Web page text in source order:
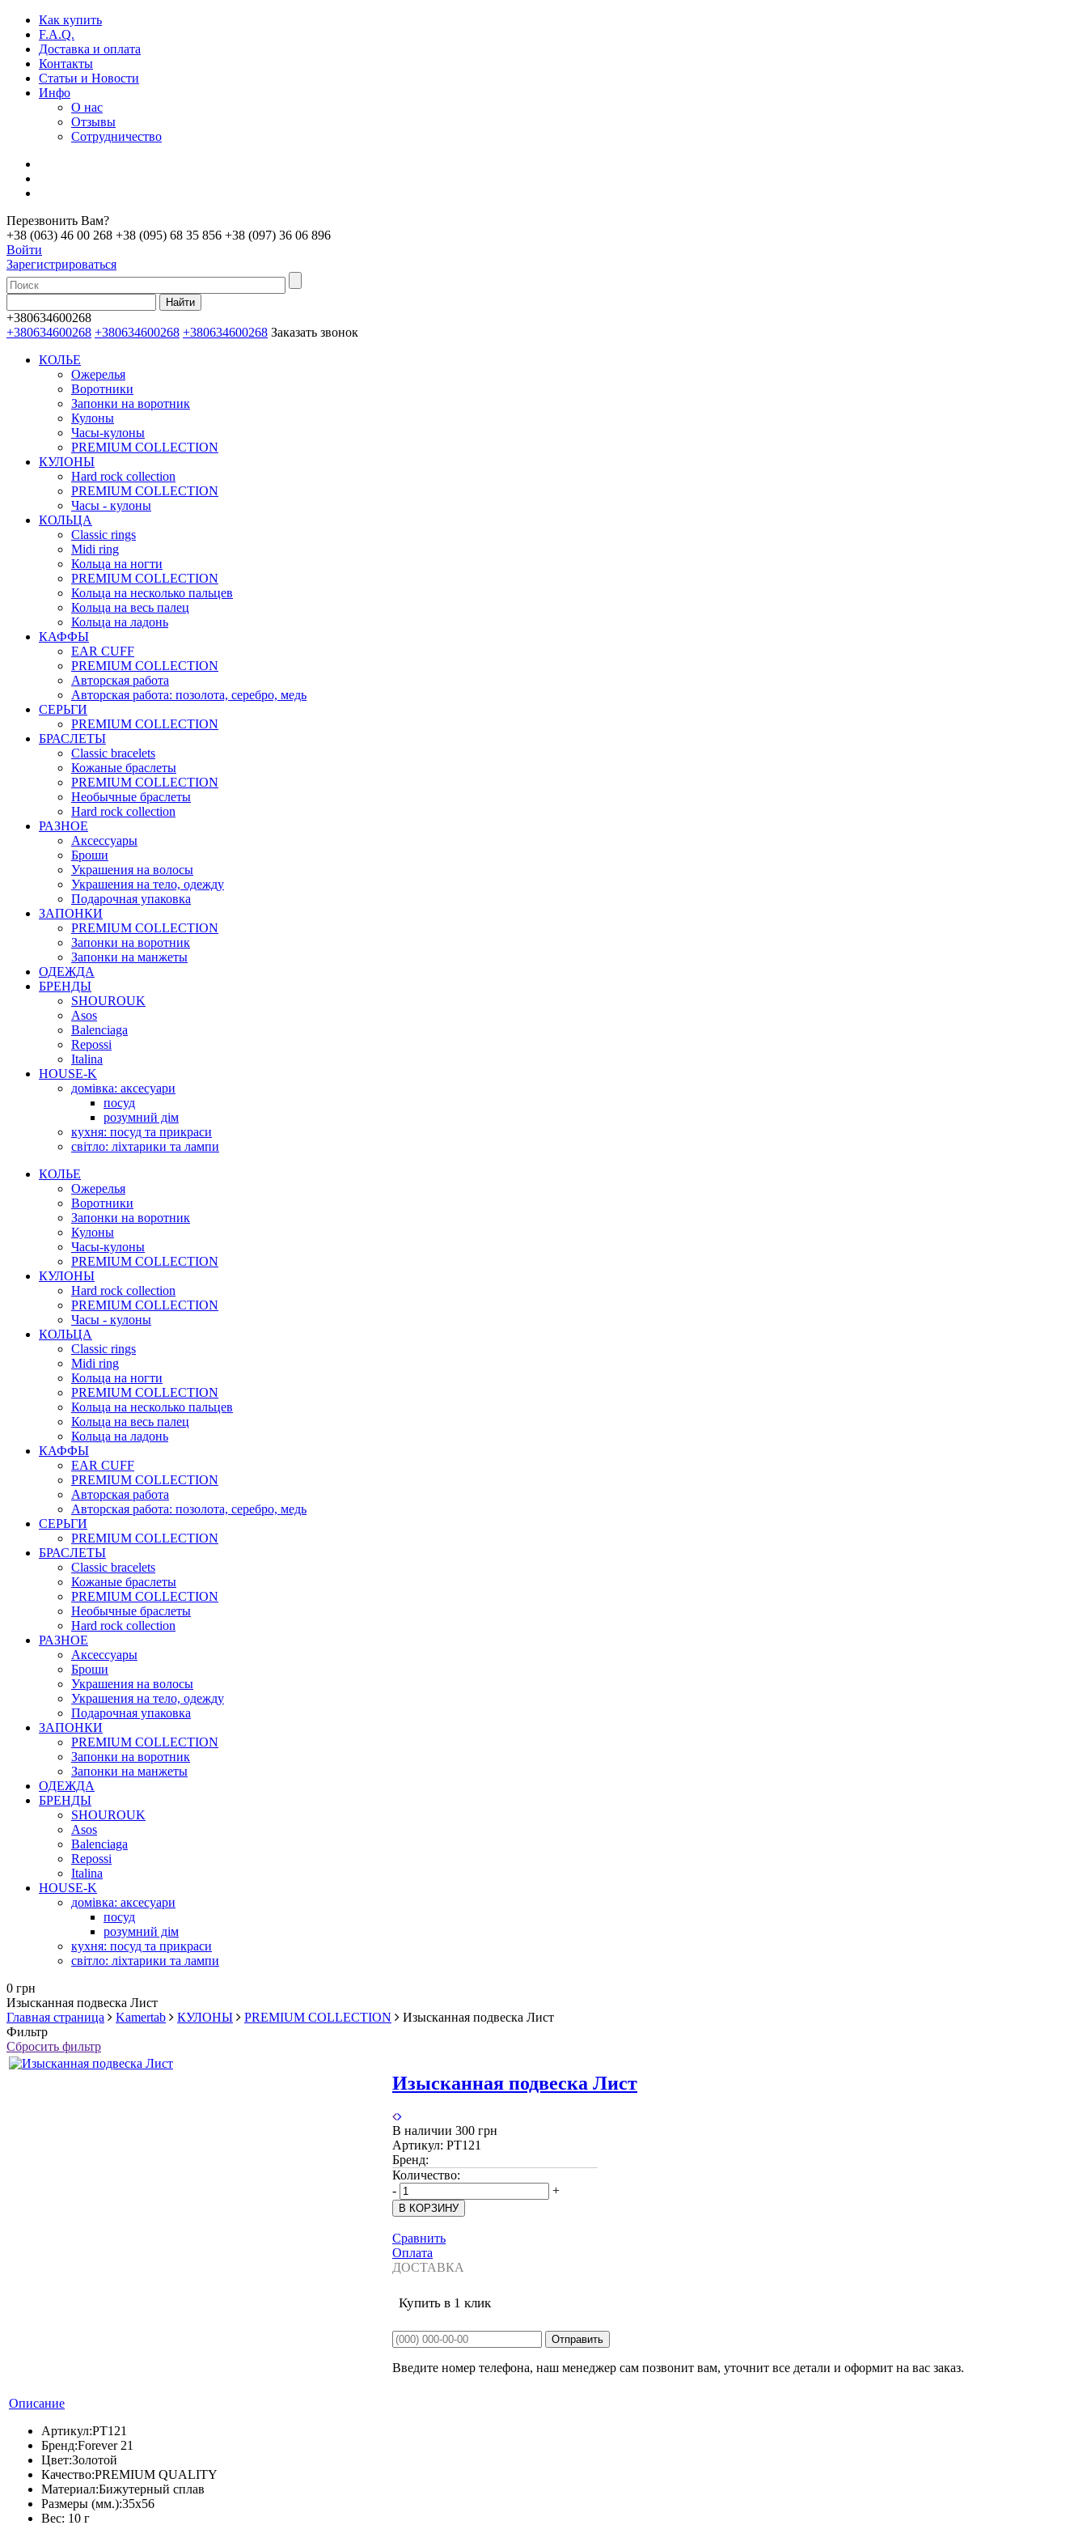
Как купить
F.A.Q.
Доставка и оплата
Контакты
Статьи и Новости
Инфо
О нас
Отзывы
Сотрудничество
Перезвонить Вам?
+38 (063) 46 00 268 +38 (095) 68 35 856 +38 (097) 36 06 896
Войти
Зарегистрироваться
+380634600268
+380634600268 +380634600268 +380634600268 Заказать звонок
КОЛЬЕ
Ожерелья
Воротники
Запонки на воротник
Кулоны
Часы-кулоны
PREMIUM COLLECTION
КУЛОНЫ
Hard rock collection
PREMIUM COLLECTION
Часы - кулоны
КОЛЬЦА
Classic rings
Midi ring
Кольца на ногти
PREMIUM COLLECTION
Кольца на несколько пальцев
Кольца на весь палец
Кольца на ладонь
КАФФЫ
EAR CUFF
PREMIUM COLLECTION
Авторская работа
Авторская работа: позолота, серебро, медь
СЕРЬГИ
PREMIUM COLLECTION
БРАСЛЕТЫ
Classic bracelets
Кожаные браслеты
PREMIUM COLLECTION
Необычные браслеты
Hard rock collection
РАЗНОЕ
Аксессуары
Броши
Украшения на волосы
Украшения на тело, одежду
Подарочная упаковка
ЗАПОНКИ
PREMIUM COLLECTION
Запонки на воротник
Запонки на манжеты
ОДЕЖДА
БРЕНДЫ
SHOUROUK
Asos
Balenciaga
Repossi
Italina
HOUSE-K
домівка: аксесуари
посуд
розумний дім
кухня: посуд та прикраси
світло: ліхтарики та лампи
КОЛЬЕ
Ожерелья
Воротники
Запонки на воротник
Кулоны
Часы-кулоны
PREMIUM COLLECTION
КУЛОНЫ
Hard rock collection
PREMIUM COLLECTION
Часы - кулоны
КОЛЬЦА
Classic rings
Midi ring
Кольца на ногти
PREMIUM COLLECTION
Кольца на несколько пальцев
Кольца на весь палец
Кольца на ладонь
КАФФЫ
EAR CUFF
PREMIUM COLLECTION
Авторская работа
Авторская работа: позолота, серебро, медь
СЕРЬГИ
PREMIUM COLLECTION
БРАСЛЕТЫ
Classic bracelets
Кожаные браслеты
PREMIUM COLLECTION
Необычные браслеты
Hard rock collection
РАЗНОЕ
Аксессуары
Броши
Украшения на волосы
Украшения на тело, одежду
Подарочная упаковка
ЗАПОНКИ
PREMIUM COLLECTION
Запонки на воротник
Запонки на манжеты
ОДЕЖДА
БРЕНДЫ
SHOUROUK
Asos
Balenciaga
Repossi
Italina
HOUSE-K
домівка: аксесуари
посуд
розумний дім
кухня: посуд та прикраси
світло: ліхтарики та лампи
0 грн
Изысканная подвеска Лист
Главная страница
Kamertab КУЛОНЫ PREMIUM COLLECTION
Изысканная подвеска Лист
Фильтр
Сбросить фильтр
Изысканная подвеска Лист
В наличии 300 грн
Артикул: PT121
Бренд:
Количество:
-
+
Сравнить
Оплата
ДОСТАВКА
Купить в 1 клик
Введите номер телефона, наш менеджер сам позвонит вам, уточнит все детали и оформит на вас заказ.
Описание
Артикул:PT121
Бренд:Forever 21
Цвет:Золотой
Качество:PREMIUM QUALITY
Материал:Бижутерный сплав
Размеры (мм.):35х56
Вес: 10 г